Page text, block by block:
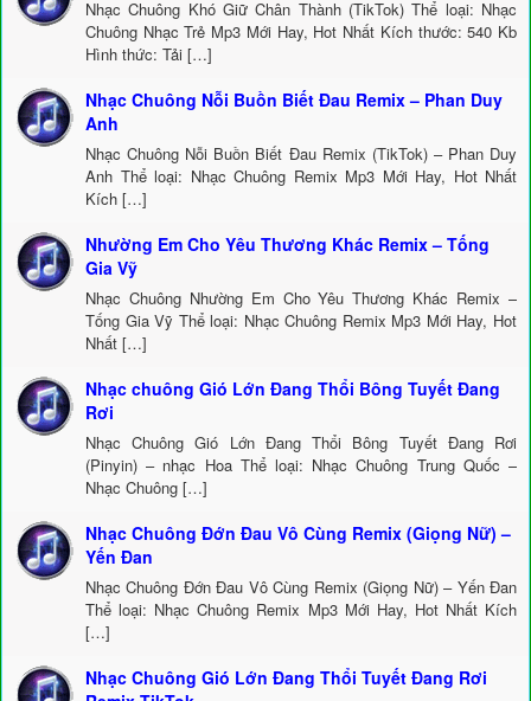
Nhạc Chuông Khó Giữ Chân Thành (TikTok) Thể loại: Nhạc
Chuông Nhạc Trẻ Mp3 Mới Hay, Hot Nhất Kích thước: 540 Kb
Hình thức: Tải […]
Nhạc Chuông Nỗi Buồn Biết Đau Remix – Phan Duy
Anh
Nhạc Chuông Nỗi Buồn Biết Đau Remix (TikTok) – Phan Duy
Anh Thể loại: Nhạc Chuông Remix Mp3 Mới Hay, Hot Nhất
Kích […]
Nhường Em Cho Yêu Thương Khác Remix – Tống
Gia Vỹ
Nhạc Chuông Nhường Em Cho Yêu Thương Khác Remix –
Tống Gia Vỹ Thể loại: Nhạc Chuông Remix Mp3 Mới Hay, Hot
Nhất […]
Nhạc chuông Gió Lớn Đang Thổi Bông Tuyết Đang
Rơi
Nhạc Chuông Gió Lớn Đang Thổi Bông Tuyết Đang Rơi
(Pinyin) – nhạc Hoa Thể loại: Nhạc Chuông Trung Quốc –
Nhạc Chuông […]
Nhạc Chuông Đớn Đau Vô Cùng Remix (Giọng Nữ) –
Yến Đan
Nhạc Chuông Đớn Đau Vô Cùng Remix (Giọng Nữ) – Yến Đan
Thể loại: Nhạc Chuông Remix Mp3 Mới Hay, Hot Nhất Kích
[…]
Nhạc Chuông Gió Lớn Đang Thổi Tuyết Đang Rơi